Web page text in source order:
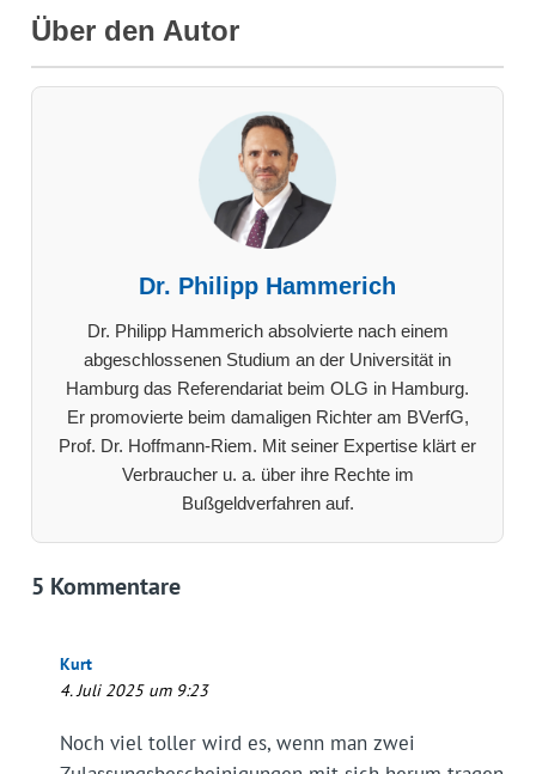
Über den Autor
Dr. Philipp Hammerich
Dr. Philipp Hammerich absolvierte nach einem
abgeschlossenen Studium an der Universität in
Hamburg das Referendariat beim OLG in Hamburg.
Er promovierte beim damaligen Richter am BVerfG,
Prof. Dr. Hoffmann-Riem. Mit seiner Expertise klärt er
Verbraucher u. a. über ihre Rechte im
Bußgeldverfahren auf.
5 Kommentare
Kurt
4. Juli 2025 um 9:23
Noch viel toller wird es, wenn man zwei